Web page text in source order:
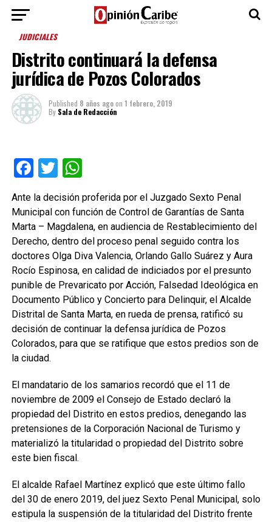
JUDICIALES
Distrito continuará la defensa
jurídica de Pozos Colorados
Published 8 años agoon 1 febrero, 2019
By Sala de Redacción
Facebook
TwitterWhatsApp
Ante la decisión proferida por el Juzgado Sexto Penal
Municipal con función de Control de Garantías de Santa
Marta – Magdalena, en audiencia de Restablecimiento del
Derecho, dentro del proceso penal seguido contra los
doctores Olga Diva Valencia, Orlando Gallo Suárez y Aura
Rocío Espinosa, en calidad de indiciados por el presunto
punible de Prevaricato por Acción, Falsedad Ideológica en
Documento Público y Concierto para Delinquir, el Alcalde
Distrital de Santa Marta, en rueda de prensa, ratificó su
decisión de continuar la defensa jurídica de Pozos
Colorados, para que se ratifique que estos predios son de
la ciudad.
El mandatario de los samarios recordó que el 11 de
noviembre de 2009 el Consejo de Estado declaró la
propiedad del Distrito en estos predios, denegando las
pretensiones de la Corporación Nacional de Turismo y
materializó la titularidad o propiedad del Distrito sobre
este bien fiscal.
El alcalde Rafael Martínez explicó que este último fallo
del 30 de enero 2019, del juez Sexto Penal Municipal, solo
estipula la suspensión de la titularidad del Distrito frente